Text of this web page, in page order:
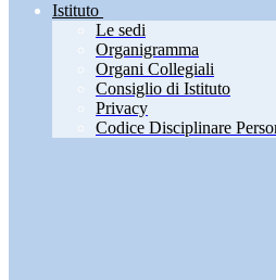
Istituto
Le sedi
Organigramma
Organi Collegiali
Consiglio di Istituto
Privacy
Codice Disciplinare